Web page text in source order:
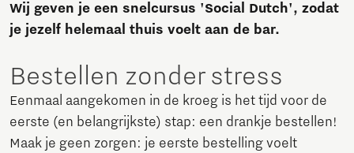
Wij geven je een snelcursus 'Social Dutch', zodat
je jezelf helemaal thuis voelt aan de bar.
Bestellen zonder stress
Eenmaal aangekomen in de kroeg is het tijd voor de
eerste (en belangrijkste) stap: een drankje bestellen!
Maak je geen zorgen: je eerste bestelling voelt